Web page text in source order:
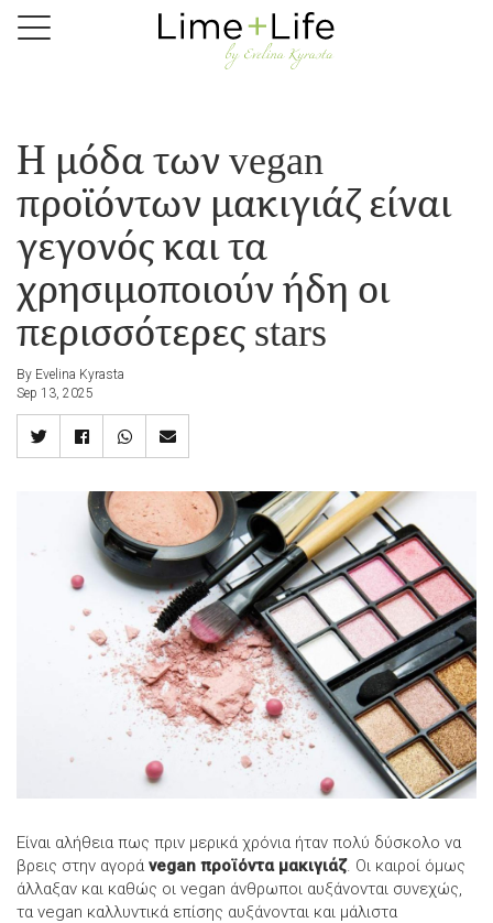
Skip
to
Η μόδα των vegan
προϊόντων μακιγιάζ είναι
γεγονός και τα
χρησιμοποιούν ήδη οι
περισσότερες stars
By Evelina Kyrasta
Sep 13, 2025
Είναι αλήθεια πως πριν μερικά χρόνια ήταν πολύ δύσκολο να
βρεις στην αγορά vegan προϊόντα μακιγιάζ. Οι καιροί όμως
άλλαξαν και καθώς οι vegan άνθρωποι αυξάνονται συνεχώς,
τα vegan καλλυντικά επίσης αυξάνονται και μάλιστα